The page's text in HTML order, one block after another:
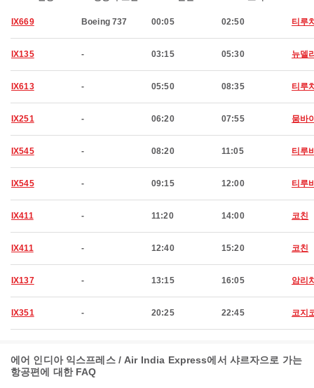
IX669 Boeing 737 00:05 02:50 티루
IX135 - 03:15 05:30 뉴델
IX613 - 05:50 08:35 티루
IX251 - 06:20 07:55 뭄바
IX545 - 08:20 11:05 티루
IX545 - 09:15 12:00 티루
IX411 - 11:20 14:00 코친
IX411 - 12:40 15:20 코친
IX137 - 13:15 16:05 암리
IX351 - 20:25 22:45 코지
에어 인디아 익스프레스 / Air India Express에서 샤르자으로 가는
항공편에 대한 FAQ